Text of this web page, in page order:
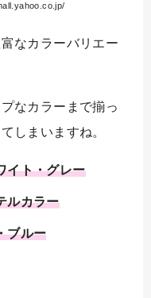
なカラーバリエー
なカラーまで揃っ
しまいますね。
イト・グレー
ルカラー
ブルー